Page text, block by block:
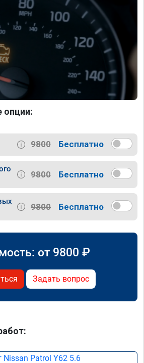
опции:
9800 Бесплатно
9800 Бесплатно
9800 Бесплатно
от 9800 ₽
Задать вопрос